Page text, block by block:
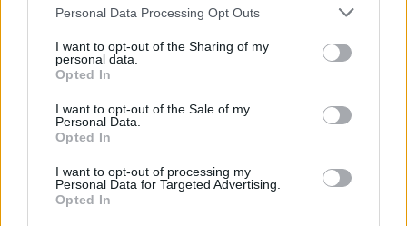
Please note that this website/app uses one or more Google
not limited to your visit or usage behaviour. You may click to
grant or deny consent to Google and its third-party tags to
use your data for below specified purposes in below Google
consent section.
Personal Data Processing Opt Outs
I want to opt-out of the Sharing of my
personal data.
Opted In
I want to opt-out of the Sale of my
Personal Data.
Opted In
I want to opt-out of processing my
Personal Data for Targeted Advertising.
Opted In
Continua a leggere
LIFESTYLE